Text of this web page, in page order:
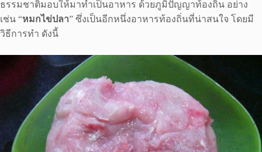
ธรรมชาติมอบให้มาทำเป็นอาหาร ด้วยภูมิปัญญาท้องถิ่น อย่าง
เช่น “หมกไข่ปลา” ซึ่งเป็นอีกหนึ่งอาหารท้องถิ่นที่น่าสนใจ โดยมี
วิธีการทำ ดังนี้